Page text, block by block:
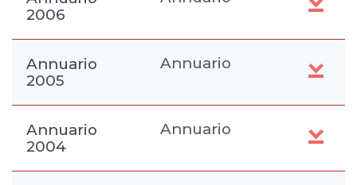
2006
Annuario
2005
Annuario
Annuario
2004
Annuario